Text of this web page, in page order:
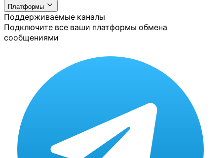
Платформы
Поддерживаемые каналы
Подключите все ваши платформы обмена
сообщениями